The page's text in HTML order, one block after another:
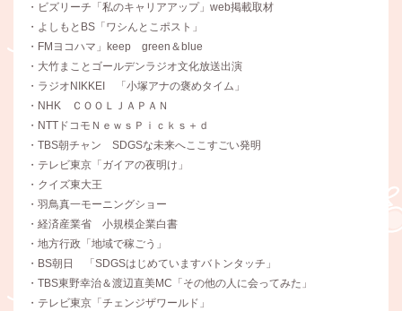
・ビズリーチ「私のキャリアアップ」web掲載取材
・よしもとBS「ワシんとこポスト」
・FMヨコハマ」keep green＆blue
・大竹まことゴールデンラジオ文化放送出演
・ラジオNIKKEI 「小塚アナの褒めタイム」
・NHK ＣＯＯＬＪＡＰＡＮ
・NTTドコモＮｅｗｓＰｉｃｋｓ＋ｄ
・TBS朝チャン SDGSな未来へここすごい発明
・テレビ東京「ガイアの夜明け」
・クイズ東大王
・羽鳥真一モーニングショー
・経済産業省 小規模企業白書
・地方行政「地域で稼ごう」
・BS朝日 「SDGSはじめていますバトンタッチ」
・TBS東野幸治＆渡辺直美MC「その他の人に会ってみた」
・テレビ東京「チェンジザワールド」